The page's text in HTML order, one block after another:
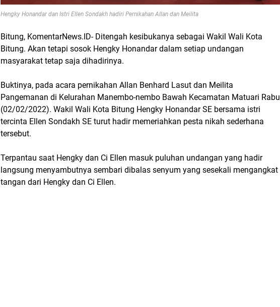
Hengky Honandar dan Istri Ellen Sondakh hadiri Pernikahan Allan dan Meilita
Bitung, KomentarNews.ID- Ditengah kesibukanya sebagai Wakil Wali Kota
Bitung. Akan tetapi sosok Hengky Honandar dalam setiap undangan
masyarakat tetap saja dihadirinya.
Buktinya, pada acara pernikahan Allan Benhard Lasut dan Meilita
Pangemanan di Kelurahan Manembo-nembo Bawah Kecamatan Matuari Rabu
(02/02/2022). Wakil Wali Kota Bitung Hengky Honandar SE bersama istri
tercinta Ellen Sondakh SE turut hadir memeriahkan pesta nikah sederhana
tersebut.
Terpantau saat Hengky dan Ci Ellen masuk puluhan undangan yang hadir
langsung menyambutnya sembari dibalas senyum yang sesekali mengangkat
tangan dari Hengky dan Ci Ellen.